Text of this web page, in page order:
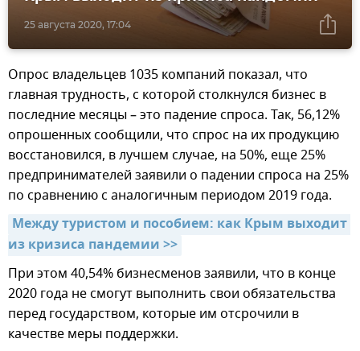
25 августа 2020, 17:04
Опрос владельцев 1035 компаний показал, что
главная трудность, с которой столкнулся бизнес в
последние месяцы – это падение спроса. Так, 56,12%
опрошенных сообщили, что спрос на их продукцию
восстановился, в лучшем случае, на 50%, еще 25%
предпринимателей заявили о падении спроса на 25%
по сравнению с аналогичным периодом 2019 года.
Между туристом и пособием: как Крым выходит
из кризиса пандемии >>
При этом 40,54% бизнесменов заявили, что в конце
2020 года не смогут выполнить свои обязательства
перед государством, которые им отсрочили в
качестве меры поддержки.